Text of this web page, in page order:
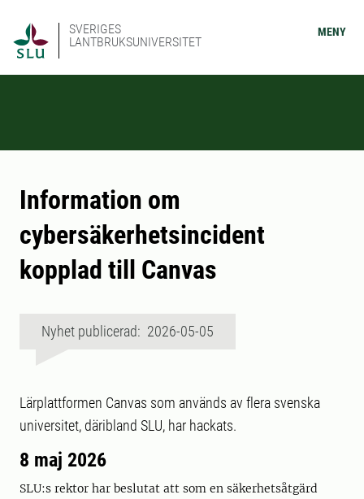
SVERIGES
LANTBRUKSUNIVERSITET
MENY
Information om
cybersäkerhetsincident
kopplad till Canvas
Nyhet publicerad: 2026-05-05
Lärplattformen Canvas som används av flera svenska
universitet, däribland SLU, har hackats.
8 maj 2026
SLU:s rektor har beslutat att som en säkerhetsåtgärd